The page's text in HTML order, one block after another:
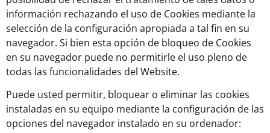
información rechazando el uso de Cookies mediante la
selección de la configuración apropiada a tal fin en su
navegador. Si bien esta opción de bloqueo de Cookies
en su navegador puede no permitirle el uso pleno de
todas las funcionalidades del Website.
Puede usted permitir, bloquear o eliminar las cookies
instaladas en su equipo mediante la configuración de las
opciones del navegador instalado en su ordenador: